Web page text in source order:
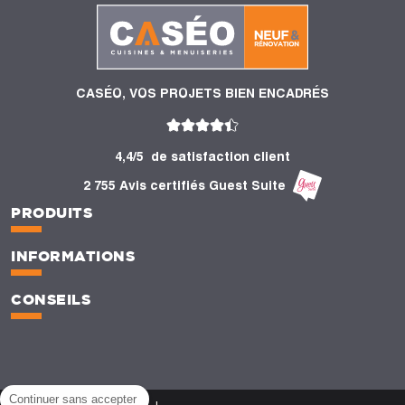
Continuer sans accepter
CASÉO, VOS PROJETS BIEN ENCADRÉS
4,4/5
de satisfaction client
2 755 Avis certifiés Guest Suite
PRODUITS
INFORMATIONS
CONSEILS